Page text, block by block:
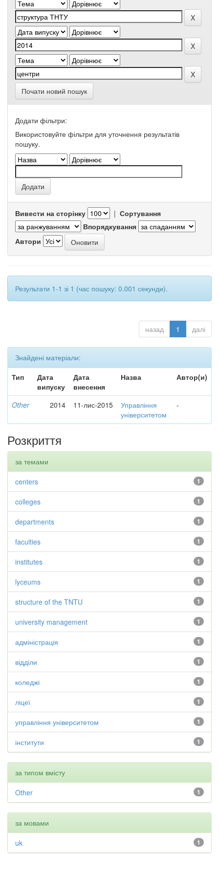
Почати новий пошук
Додати фільтри:
Використовуйте фільтри для уточнення результатів
пошуку.
Вивести на сторінку | Сортування
Впорядкування
Автори
Результати 1-1 зі 1 (час пошуку: 0.001 секунди).
назад 1 далі
Знайдені матеріали:
Тип
Дата
випуску
Дата
внесення
Назва Автор(и)
Other 2014 11-лис-2015
Управління
університетом
-
Розкриття
за темами
1
centers
1
colleges
1
departments
1
faculties
1
institutes
1
lyceums
1
structure of the TNTU
1
university management
1
адміністрація
1
відділи
1
коледжі
1
ліцеї
1
управління університетом
1
інститути
за типом вмісту
1
Other
за мовами
1
uk